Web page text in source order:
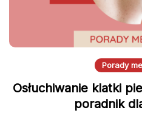
Porady
Osłuchiwanie klatki
poradnik